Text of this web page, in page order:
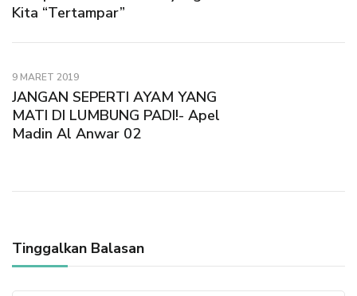
Kita “Tertampar”
9 MARET 2019
JANGAN SEPERTI AYAM YANG
MATI DI LUMBUNG PADI!- Apel
Madin Al Anwar 02
Tinggalkan Balasan